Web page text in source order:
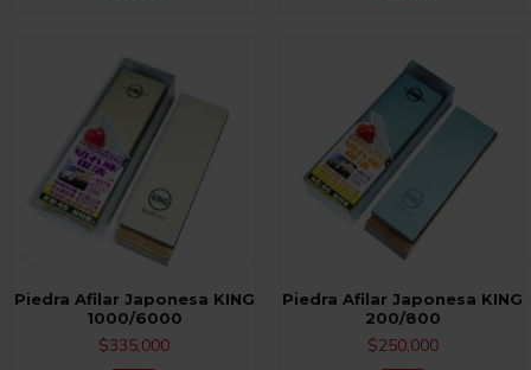
Piedra Afilar Japonesa KING
1000/6000
$335,000
Piedra Afilar Japonesa KING
200/800
$250,000